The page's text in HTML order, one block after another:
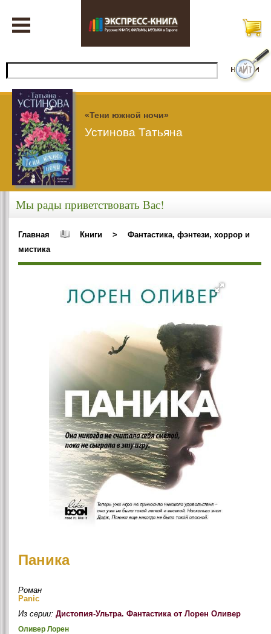
«Тени южной ночи»
Устинова Татьяна
Мы рады приветствовать Вас!
Главная Книги >
Фантастика, фэнтези, хоррор и
мистика
Паника
Роман
Panic
Из серии:Дистопия-Ультра. Фантастика от Лорен Оливер
Оливер Лорен